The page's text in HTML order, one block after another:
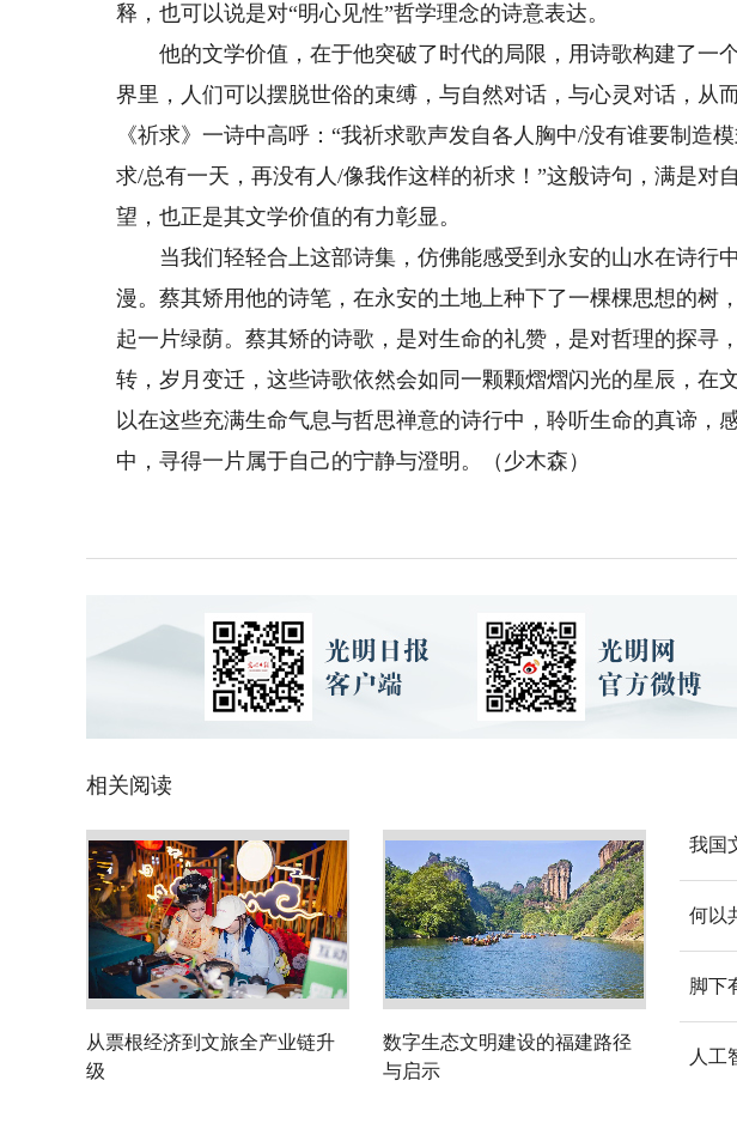
释，也可以说是对“明心见性”哲学理念的诗意表达。
他的文学价值，在于他突破了时代的局限，用诗歌构建了一
界里，人们可以摆脱世俗的束缚，与自然对话，与心灵对话，从
《祈求》一诗中高呼：“我祈求歌声发自各人胸中/没有谁要制造
求/总有一天，再没有人/像我作这样的祈求！”这般诗句，满是对
望，也正是其文学价值的有力彰显。
当我们轻轻合上这部诗集，仿佛能感受到永安的山水在诗行
漫。蔡其矫用他的诗笔，在永安的土地上种下了一棵棵思想的树
起一片绿荫。蔡其矫的诗歌，是对生命的礼赞，是对哲理的探寻
转，岁月变迁，这些诗歌依然会如同一颗颗熠熠闪光的星辰，在
以在这些充满生命气息与哲思禅意的诗行中，聆听生命的真谛，
中，寻得一片属于自己的宁静与澄明。（少木森）
相关阅读
从票根经济到文旅全产业链升
级
数字生态文明建设的福建路径
与启示
我国
何以
脚下
人工